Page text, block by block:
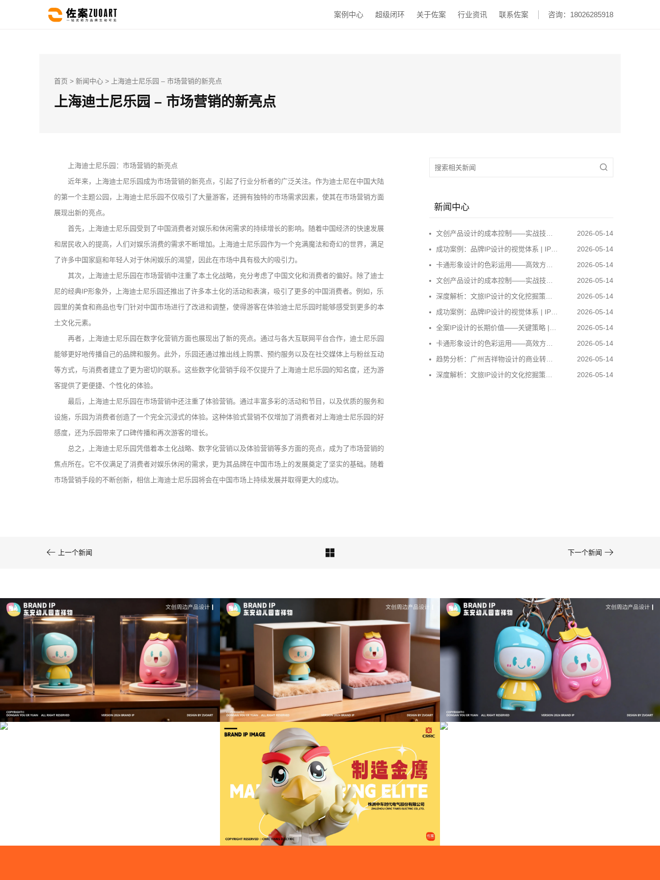
咨询：18026285918
案例中心 超级闭环 关于佐案 行业资讯 联系佐案
首页 > 新闻中心 > 上海迪士尼乐园 – 市场营销的新亮点
上海迪士尼乐园 – 市场营销的新亮点
上海迪士尼乐园：市场营销的新亮点
近年来，上海迪士尼乐园成为市场营销的新亮点，引起了行业分析者的广泛关注。作为迪士尼在中国大陆
的第一个主题公园，上海迪士尼乐园不仅吸引了大量游客，还拥有独特的市场需求因素，使其在市场营销方面
展现出新的亮点。
首先，上海迪士尼乐园受到了中国消费者对娱乐和休闲需求的持续增长的影响。随着中国经济的快速发展
和居民收入的提高，人们对娱乐消费的需求不断增加。上海迪士尼乐园作为一个充满魔法和奇幻的世界，满足
了许多中国家庭和年轻人对于休闲娱乐的渴望，因此在市场中具有极大的吸引力。
其次，上海迪士尼乐园在市场营销中注重了本土化战略，充分考虑了中国文化和消费者的偏好。除了迪士
尼的经典IP形象外，上海迪士尼乐园还推出了许多本土化的活动和表演，吸引了更多的中国消费者。例如，乐
园里的美食和商品也专门针对中国市场进行了改进和调整，使得游客在体验迪士尼乐园时能够感受到更多的本
土文化元素。
再者，上海迪士尼乐园在数字化营销方面也展现出了新的亮点。通过与各大互联网平台合作，迪士尼乐园
能够更好地传播自己的品牌和服务。此外，乐园还通过推出线上购票、预约服务以及在社交媒体上与粉丝互动
等方式，与消费者建立了更为密切的联系。这些数字化营销手段不仅提升了上海迪士尼乐园的知名度，还为游
客提供了更便捷、个性化的体验。
最后，上海迪士尼乐园在市场营销中还注重了体验营销。通过丰富多彩的活动和节目，以及优质的服务和
设施，乐园为消费者创造了一个完全沉浸式的体验。这种体验式营销不仅增加了消费者对上海迪士尼乐园的好
感度，还为乐园带来了口碑传播和再次游客的增长。
总之，上海迪士尼乐园凭借着本土化战略、数字化营销以及体验营销等多方面的亮点，成为了市场营销的
焦点所在。它不仅满足了消费者对娱乐休闲的需求，更为其品牌在中国市场上的发展奠定了坚实的基础。随着
市场营销手段的不断创新，相信上海迪士尼乐园将会在中国市场上持续发展并取得更大的成功。

新闻中心
2026-05-14
文创产品设计的成本控制——实战技巧 | IP设计公司-佐案设计
2026-05-14
成功案例：品牌IP设计的视觉体系 | IP设计公司-佐案设计
2026-05-14
卡通形象设计的色彩运用——高效方案 | IP设计公司-佐案设计
2026-05-14
文创产品设计的成本控制——实战技巧 | IP设计公司-佐案设计
2026-05-14
深度解析：文旅IP设计的文化挖掘策略 | IP设计公司-佐案设计
2026-05-14
成功案例：品牌IP设计的视觉体系 | IP设计公司-佐案设计
2026-05-14
全案IP设计的长期价值——关键策略 | IP设计公司-佐案设计
2026-05-14
卡通形象设计的色彩运用——高效方案 | IP设计公司-佐案设计
2026-05-14
趋势分析：广州吉祥物设计的商业转化 | IP设计公司-佐案设计
2026-05-14
深度解析：文旅IP设计的文化挖掘策略 | IP设计公司-佐案设计
 上一个新闻  下一个新闻 
文创产品设计的成本控制——实战技巧 | IP设计公
司-佐案设计
从战略高度审视文旅ip设计，我们发现这……
成功案例：品牌IP设计的视觉体系 | IP设计公司-佐
案设计